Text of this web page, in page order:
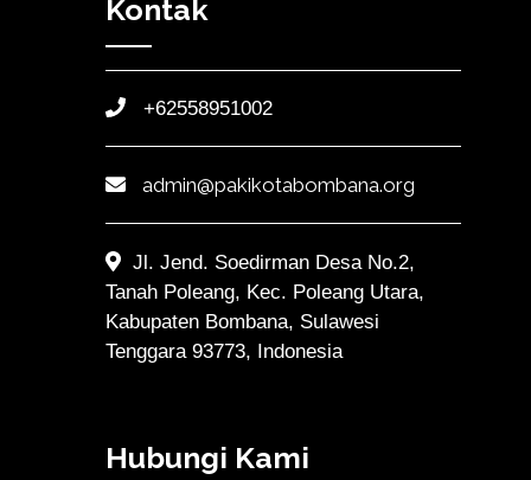
Kontak
+62558951002
admin@pakikotabombana.org
Jl. Jend. Soedirman Desa No.2,
Tanah Poleang, Kec. Poleang Utara,
Kabupaten Bombana, Sulawesi
Tenggara 93773, Indonesia
Hubungi Kami